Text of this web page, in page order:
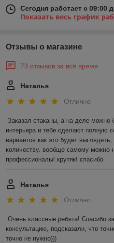
Сегодня работает с 09:00
Показать весь график
Отзывы о магазине
73 отзывов за всё время
Наталья
Отлично
Заказал стаканы, а на деле можно
интерьера и тебе сделают полную
вариантов как это будет
количеству. вообще самому можно
профессионалы! крутяк! спасибо
Наталья
Отлично
Очень классные ребята! Спасибо
консультацию, подсказали, что
точно не нужно)))